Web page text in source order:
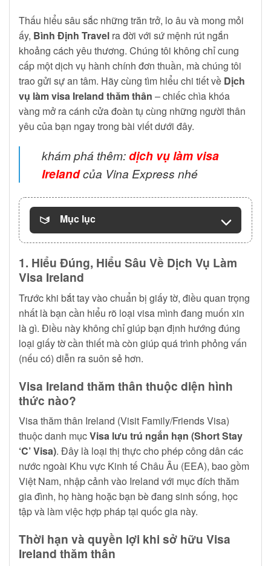
Thấu hiểu sâu sắc những trăn trở, lo âu và mong mỏi
ấy, Bình Định Travel ra đời với sứ mệnh rút ngắn
khoảng cách yêu thương. Chúng tôi không chỉ cung
cấp một dịch vụ hành chính đơn thuần, mà chúng tôi
trao gửi sự an tâm. Hãy cùng tìm hiểu chi tiết về Dịch
vụ làm visa Ireland thăm thân – chiếc chìa khóa
vàng mở ra cánh cửa đoàn tụ cùng những người thân
yêu của bạn ngay trong bài viết dưới đây.
khám phá thêm:dịch vụ làm visa
Irelandcủa Vina Express nhé
Mục lục
1. Hiểu Đúng, Hiểu Sâu Về Dịch Vụ Làm
Visa Ireland
Trước khi bắt tay vào chuẩn bị giấy tờ, điều quan trọng
nhất là bạn cần hiểu rõ loại visa mình đang muốn xin
là gì. Điều này không chỉ giúp bạn định hướng đúng
loại giấy tờ cần thiết mà còn giúp quá trình phỏng vấn
(nếu có) diễn ra suôn sẻ hơn.
Visa Ireland thăm thân thuộc diện hình
thức nào?
Visa thăm thân Ireland (Visit Family/Friends Visa)
thuộc danh mụcVisa lưu trú ngắn hạn (Short Stay
‘C’ Visa). Đây là loại thị thực cho phép công dân các
nước ngoài Khu vực Kinh tế Châu Âu (EEA), bao gồm
Việt Nam, nhập cảnh vào Ireland với mục đích thăm
gia đình, họ hàng hoặc bạn bè đang sinh sống, học
tập và làm việc hợp pháp tại quốc gia này.
Thời hạn và quyền lợi khi sở hữu Visa
Ireland thăm thân